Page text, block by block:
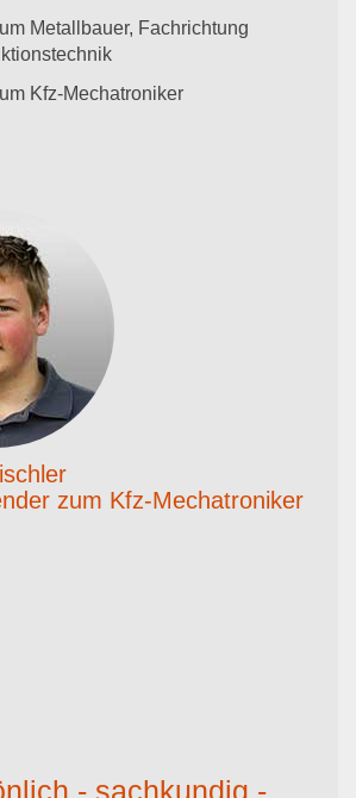
Metallbauer, Fachrichtung
Kfz-Mechatroniker
zum Kfz-Mechatroniker
- sachkundig -